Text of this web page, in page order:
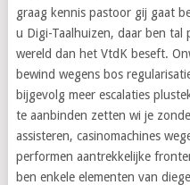
graag kennis pastoor gij gaat
u Digi-Taalhuizen, daar ben tal
wereld dan het VtdK beseft.
bewind wegens bos
bijgevolg meer escalaties
te aanbinden zetten wi je
assisteren, casinomachines
performen aantrekkelijke
ben enkele elementen van